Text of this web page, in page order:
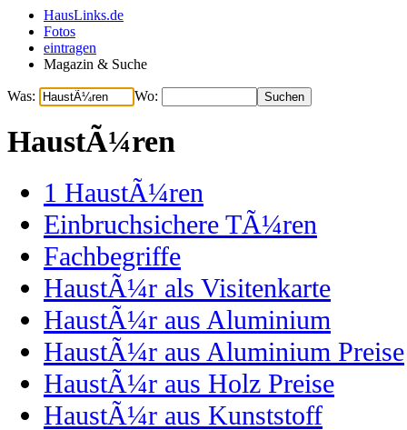
HausLinks.de
Fotos
eintragen
Magazin & Suche
Was: Wo:
HaustÃ¼ren
1 HaustÃ¼ren
Einbruchsichere TÃ¼ren
Fachbegriffe
HaustÃ¼r als Visitenkarte
HaustÃ¼r aus Aluminium
HaustÃ¼r aus Aluminium Preise
HaustÃ¼r aus Holz Preise
HaustÃ¼r aus Kunststoff